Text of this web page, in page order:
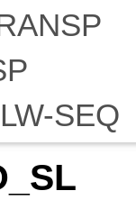
SEQ